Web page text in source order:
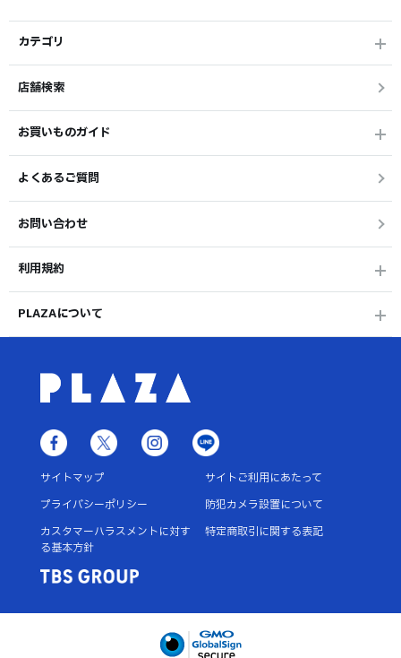
カテゴリ
店舗検索
お買いものガイド
よくあるご質問
お問い合わせ
利用規約
PLAZAについて
サイトマップ
サイトご利用にあたって
プライバシーポリシー
防犯カメラ設置について
カスタマーハラスメントに対す
る基本方針
特定商取引に関する表記